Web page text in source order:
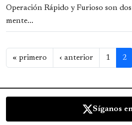
Operación Rápido y Furioso son
mente...
Paginación
« primero Primera página
‹ anterior Página
1 2
Síganos